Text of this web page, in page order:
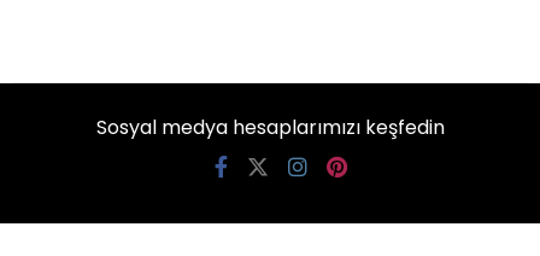
Sosyal medya hesaplarımızı keşfedin